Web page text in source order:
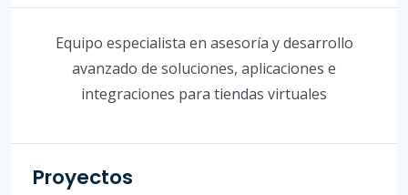
Equipo especialista en asesoría y desarrollo
avanzado de soluciones, aplicaciones e
integraciones para tiendas virtuales
Proyectos